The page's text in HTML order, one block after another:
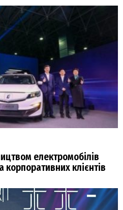
електромобілів
корпоративних клієнтів